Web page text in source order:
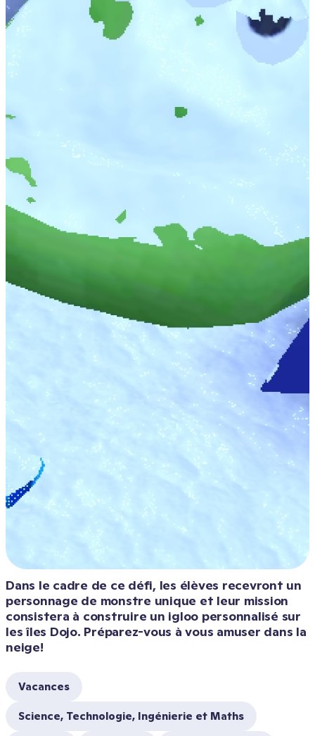
Dans le cadre de ce défi, les élèves recevront un
personnage de monstre unique et leur mission
consistera à construire un igloo personnalisé sur
les îles Dojo. Préparez-vous à vous amuser dans la
neige!
Vacances
Science, Technologie, Ingénierie et Maths